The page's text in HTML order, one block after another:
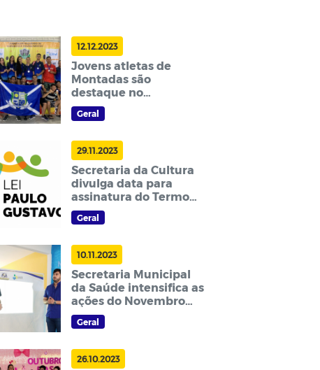
12.12.2023
Jovens atletas de
Montadas são
destaque no
Badminton Paraibano
Geral
29.11.2023
Secretaria da Cultura
divulga data para
assinatura do Termo
de Execução Cultural
da Lei Paulo Gustavo
Geral
10.11.2023
Secretaria Municipal
da Saúde intensifica as
ações do Novembro
Azul
Geral
26.10.2023